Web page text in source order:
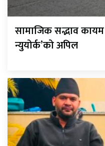
सामाजिक सद्भाव
न्युयोर्क’को अपिल